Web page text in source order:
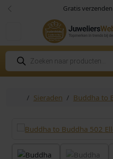
Skip to content
Skip to footer Gratis
Vorige
P
o
d
HomeSieraden Buddha to